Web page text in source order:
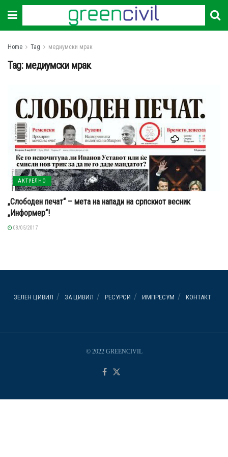
Home Tag медиумски мрак
Tag: медиумски мрак
АКТУЕЛНО
„Слободен печат“ – мета на напади на српскиот весник
„Информер“!
08/05/2017
ЗЕЛЕН ЦИВИЛ ЗА ЦИВИЛ РЕСУРСИ ИМПРЕСУМ КОНТАКТ
© 2022 GREENCIVIL